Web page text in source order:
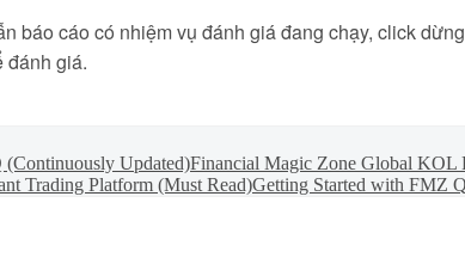
báo cáo có nhiệm vụ đánh giá đang chạy, click
đánh giá.
Updated)Financial Magic Zone Global KOL
Trading Platform (Must Read)Getting Started with FMZ